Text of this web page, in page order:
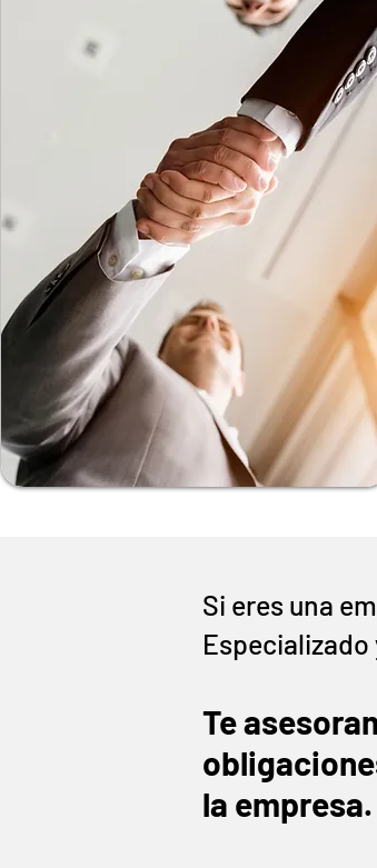
Si eres una
Especializado
Te
la empresa.